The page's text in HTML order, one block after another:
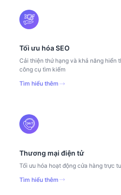
Tối ưu hóa SEO
Cải thiện thứ hạng và khả năng hiển
công cụ tìm kiếm
Tìm hiểu thêm
Thương mại điện tử
Tối ưu hóa hoạt động cửa hàng trực
Tìm hiểu thêm